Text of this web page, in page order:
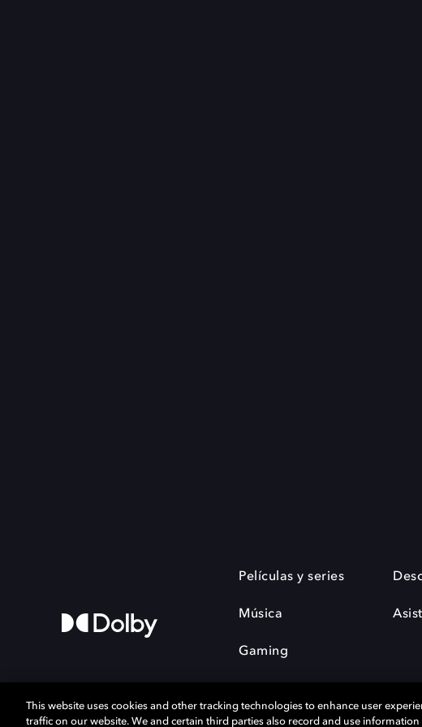
Películas y series
Música
Gaming
This website uses cookies and other tracking technologies to enhance user
traffic on our website. We and certain third parties also record and use